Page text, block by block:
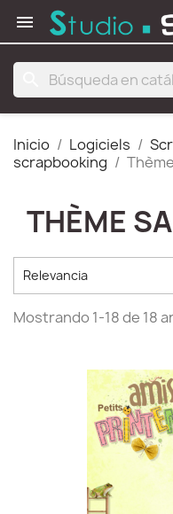

Inicio Logiciels
scrapbooking
THÈME
Relevancia
Mostrando 1-18 de 18